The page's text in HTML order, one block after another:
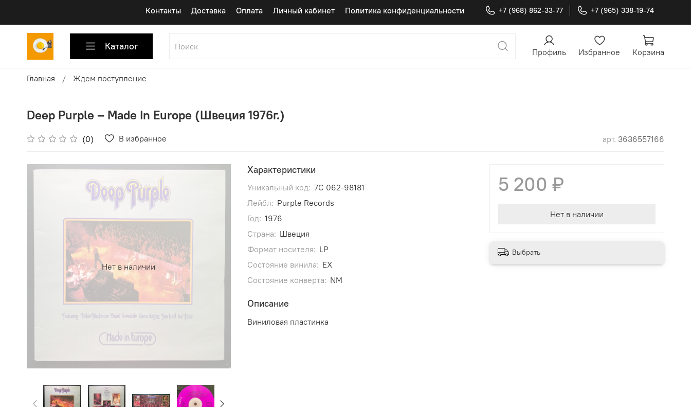
Контакты Доставка Оплата Личный кабинет Политика конфиденциальности +7 (968) 862-33-77 +7 (965) 338-19-74
Каталог Профиль Избранное Корзина
Главная Ждем поступление
Deep Purple ‎– Made In Europe (Швеция 1976г.)
(0) В избранное арт. 3636557166
Нет в наличии
Характеристики
Уникальный код: 7C 062-98181
Лейбл: Purple Records
Год: 1976
Страна: Швеция
Формат носителя: LP
Состояние винила: EX
Состояние конверта: NM
Описание
Виниловая пластинка
5 200 ₽
Нет в наличии
Выбрать